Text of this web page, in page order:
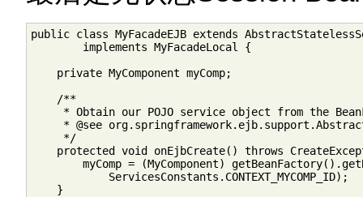
public class MyFacadeEJB extends
        implements MyFacadeLocal {
    private MyComponent myComp;
    /**
* Obtain our POJO service object from the
* @see
     */
protected void onEjbCreate() throws
myComp = (MyComponent)
            ServicesConstants.CONTEXT_MYCOMP_ID);
    }